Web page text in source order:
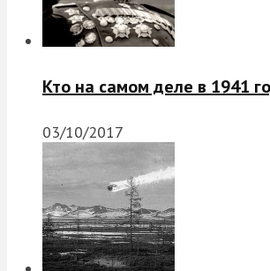
Кто на самом деле в 1941
03/10/2017